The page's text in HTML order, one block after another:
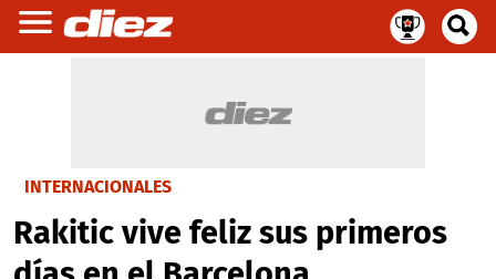
INTERNACIONALES
Rakitic vive feliz sus primeros